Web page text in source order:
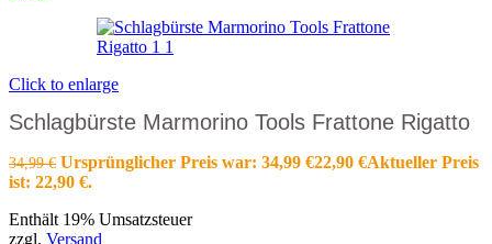
Click to enlarge
Schlagbürste Marmorino Tools Frattone Rigatto
34,99€ Ursprünglicher Preis war: 34,99 €22,90 €Aktueller Preis
ist: 22,90 €.
Enthält 19% Umsatzsteuer
zzgl. Versand